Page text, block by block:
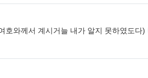
호와께서 계시거늘 내가 알지 못하였도다)